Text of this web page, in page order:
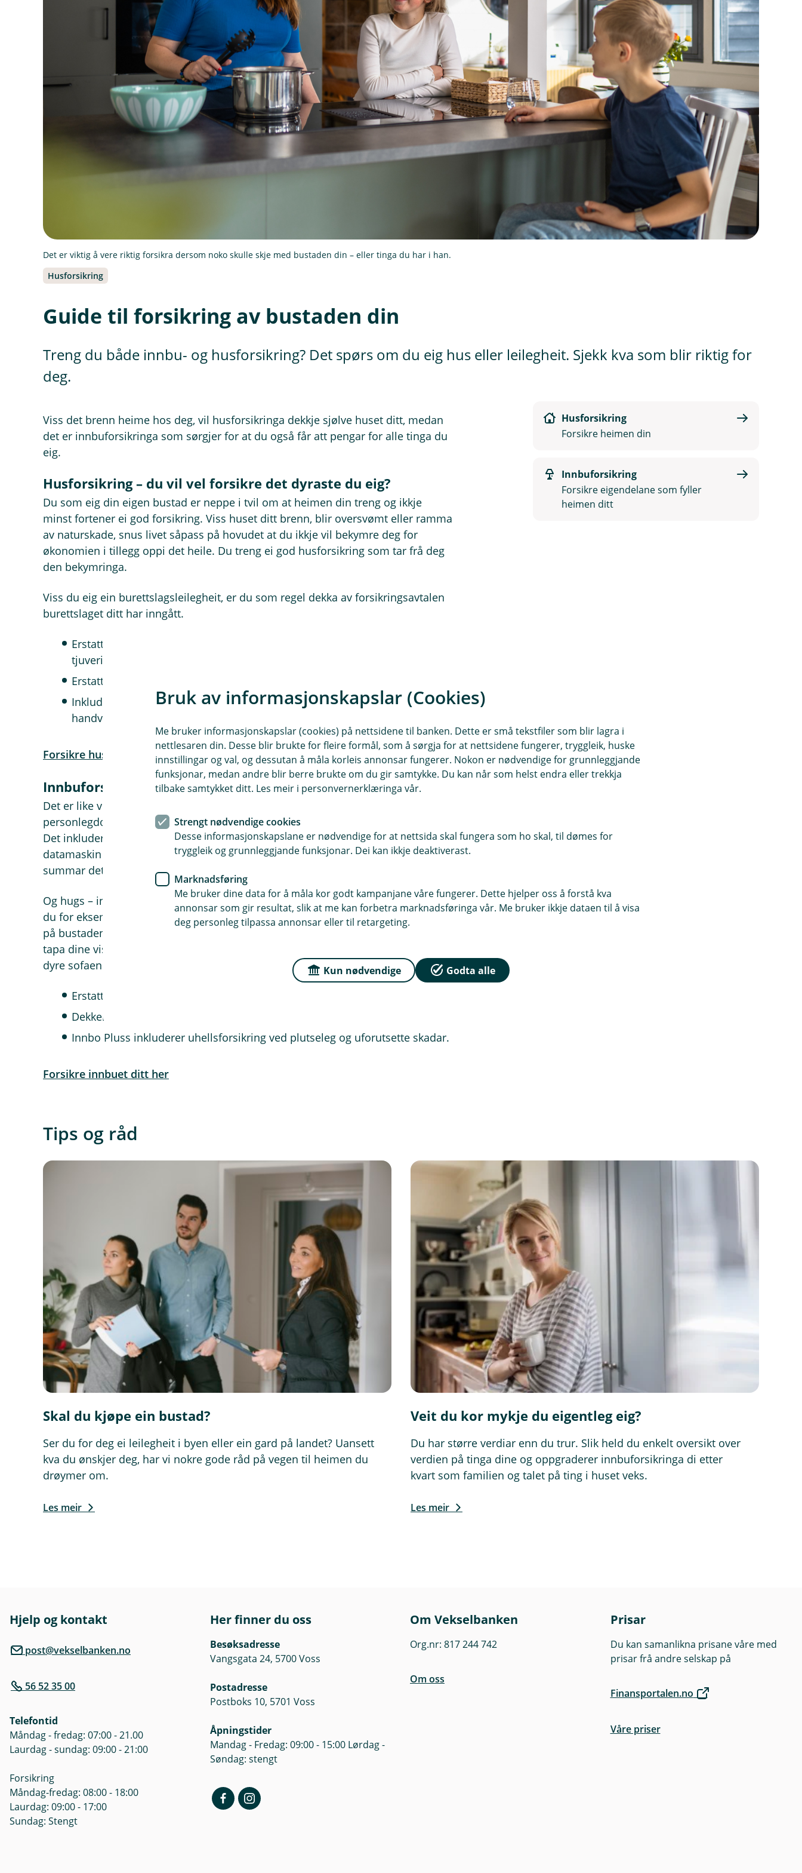
Det er viktig å vere riktig forsikra dersom noko skulle skje med bustaden din – eller tinga du har i han.
Husforsikring
Guide til forsikring av bustaden din
Treng du både innbu- og husforsikring? Det spørs om du eig hus eller leilegheit. Sjekk kva som blir riktig for
deg.
Viss det brenn heime hos deg, vil husforsikringa dekkje sjølve huset ditt, medan
det er innbuforsikringa som sørgjer for at du også får att pengar for alle tinga du
eig.
Husforsikring – du vil vel forsikre det dyraste du eig?
Du som eig din eigen bustad er neppe i tvil om at heimen din treng og ikkje
minst fortener ei god forsikring. Viss huset ditt brenn, blir oversvømt eller ramma
av naturskade, snus livet såpass på hovudet at du ikkje vil bekymre deg for
økonomien i tillegg oppi det heile. Du treng ei god husforsikring som tar frå deg
den bekymringa.
Viss du eig ein burettslagsleilegheit, er du som regel dekka av forsikringsavtalen
burettslaget ditt har inngått.
Erstatter skadar på bustaden ved brann-, vatn- og naturskade, samt ved
tjuveri.
Erstatter ombygging av bustaden viss du blir invalid etter ulukke.
Inkluderer fri rettshjelp viss du for eksempel kjem i konflikt med
handverkarar.
Forsikre huset ditt her
Innbuforsikring – veit du eigentlig kor mykje du eig?
Det er like viktig å forsikre interiøret som sjølve bygningen. Det er her
personlegdomen og heimekjensla ligg. Det som gjer bustaden din til ein heim.
Det inkluderer ikkje minst alle dei innretningane du brukar i det daglege: klede,
datamaskin og møblar for å nemne noko. Mange blir overraska over kor store
summar det blir når du legg saman verdien på alt du har i skuffer og skap.
Og hugs – innbuforsikring er viktig også om du ikkje eig staden der du bur. Leiger
du for eksempel, er det huseigaren som har bustadforsikring som dekkjer skadar
på bustaden. Medan du sjølv må sørgje for å ha ei innbuforsikring som dekkjer
tapa dine viss det for eksempel brenn eller skjer ei vasslekkasje som skadar den
dyre sofaen din.
Erstatter skadar på tinga dine forårsaka ved vatn, brann eller tjuveri.
Dekker tjuveri frå uteareal på forsikringsstaden.
Innbo Pluss inkluderer uhellsforsikring ved plutseleg og uforutsette skadar.
Forsikre innbuet ditt her
Husforsikring
Forsikre heimen din
Innbuforsikring
Forsikre eigendelane som fyller
heimen ditt
Tips og råd
Skal du kjøpe ein bustad?
Ser du for deg ei leilegheit i byen eller ein gard på landet? Uansett
kva du ønskjer deg, har vi nokre gode råd på vegen til heimen du
drøymer om.
Les meir
Veit du kor mykje du eigentleg eig?
Du har større verdiar enn du trur. Slik held du enkelt oversikt over
verdien på tinga dine og oppgraderer innbuforsikringa di etter
kvart som familien og talet på ting i huset veks.
Les meir
Hjelp og kontakt
post@vekselbanken.no
56 52 35 00
Telefontid
Måndag - fredag: 07:00 - 21.00
Laurdag - sundag: 09:00 - 21:00
Forsikring
Måndag-fredag: 08:00 - 18:00
Laurdag: 09:00 - 17:00
Sundag: Stengt
Her finner du oss
Besøksadresse
Vangsgata 24, 5700 Voss
Postadresse
Postboks 10, 5701 Voss
Åpningstider
Mandag - Fredag: 09:00 - 15:00 Lørdag -
Søndag: stengt
Om Vekselbanken
Org.nr: 817 244 742
Om oss
Prisar
Du kan samanlikna prisane våre med
prisar frå andre selskap på
Finansportalen.no
Våre priser
Bruk av informasjonskapslar (Cookies)
Me bruker informasjonskapslar (cookies) på nettsidene til banken. Dette er små tekstfiler som blir lagra i
nettlesaren din. Desse blir brukte for fleire formål, som å sørgja for at nettsidene fungerer, tryggleik, huske
innstillingar og val, og dessutan å måla korleis annonsar fungerer. Nokon er nødvendige for grunnleggjande
funksjonar, medan andre blir berre brukte om du gir samtykke. Du kan når som helst endra eller trekkja
tilbake samtykket ditt. Les meir i personvernerklæringa vår.
Strengt nødvendige cookies
Desse informasjonskapslane er nødvendige for at nettsida skal fungera som ho skal, til dømes for
tryggleik og grunnleggjande funksjonar. Dei kan ikkje deaktiverast.
Marknadsføring
Me bruker dine data for å måla kor godt kampanjane våre fungerer. Dette hjelper oss å forstå kva
annonsar som gir resultat, slik at me kan forbetra marknadsføringa vår. Me bruker ikkje dataen til å visa
deg personleg tilpassa annonsar eller til retargeting.
Kun nødvendige Godta alle